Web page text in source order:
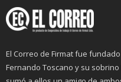
El Correo de Firmat fue
Fernando Toscano y su